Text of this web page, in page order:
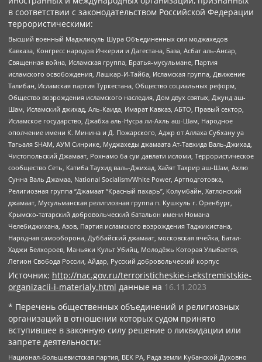
в соответствии с законодательством Российской Федерации
террористическими:
Высший военный Маджлисуль Шура Объединенных сил моджахедов
Кавказа, Конгресс народов Ичкерии и Дагестана, База, Асбат аль-Ансар,
Священная война, Исламская группа, Братья-мусульмане, Партия
исламского освобождения, Лашкар-И-Тайба, Исламская группа, Движение
Талибан, Исламская партия Туркестана, Общество социальных реформ,
Общество возрождения исламского наследия, Дом двух святых, Джунд аш-
Шам, Исламский джихад, Аль-Каида, Имарат Кавказ, АБТО, Правый сектор,
Исламское государство, Джабха аль-Нусра ли-Ахль аш-Шам, Народное
ополчение имени К. Минина и Д. Пожарского, Аджр от Аллаха Субхану уа
Тагьаля SHAM, АУМ Синрике, Муджахеды джамаата Ат-Тавхида Валь-Джихад,
Чистопольский Джамаат, Рохнамо ба суи давлати исломи, Террористическое
сообщество Сеть, Катиба Таухид валь-Джихад, Хайят Тахрир аш-Шам, Ахлю
Сунна Валь Джамаа, National Socialism/White Power, Артподготовка,
Религиозная группа “Джамаат “Красный пахарь”, Колумбайн, Хатлонский
джамаат, Мусульманская религиозная группа п. Кушкуль г. Оренбург,
Крымско-татарский добровольческий батальон имени Номана
Челебиджихана, Азов, Партия исламского возрождения Таджикистана,
Народная самооборона, Дуббайский джамаат, московская ячейка, Батал-
Хаджи Белхороев, Маньяки Культ Убийц, Молодёжь Которая Улыбается,
Легион Свобода России, Айдар, Русский добровольческий корпус
Источник: http://nac.gov.ru/terroristicheskie-i-ekstremistskie-
organizacii-i-materialy.html данные на 16.11.2023
* Перечень общественных объединений и религиозных
организаций в отношении которых судом принято
вступившее в законную силу решение о ликвидации или
запрете деятельности:
Национал-большевистская партия, ВЕК РА, Рада земли Кубанской Духовно